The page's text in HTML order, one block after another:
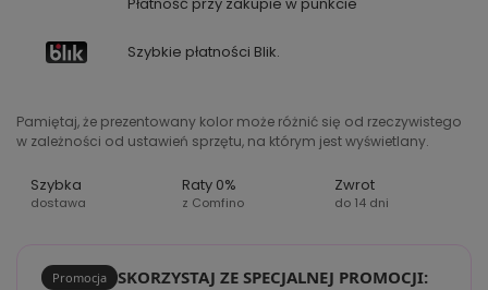
Płatność przy zakupie w punkcie
Szybkie płatności Blik.
Pamiętaj, że prezentowany kolor może różnić się od rzeczywistego
w zależności od ustawień sprzętu, na którym jest wyświetlany.
Szybka
dostawa
Raty 0%
z Comfino
Zwrot
do 14 dni
Promocja SKORZYSTAJ ZE SPECJALNEJ PROMOCJI: